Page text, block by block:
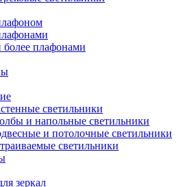
плафонами
светильники
и напольные светильники
и потолочные светильники
светильники
зеркал